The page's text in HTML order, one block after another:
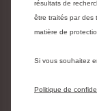
résultats de
être traités par des
matière de
Si vous souhaitez
Politique de